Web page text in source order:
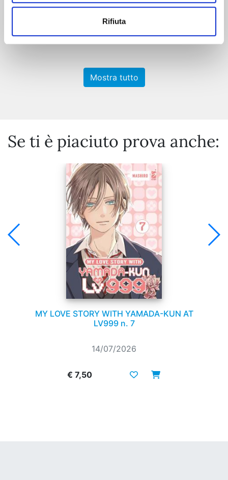
Rifiuta
Mostra tutto
Se ti è piaciuto prova anche:
MY LOVE STORY WITH YAMADA-KUN AT
LV999 n. 7
14/07/2026
€ 7,50